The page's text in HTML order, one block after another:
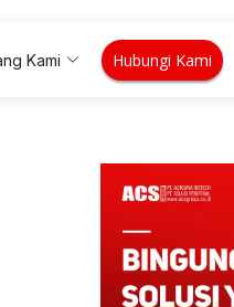
Kami Hubungi Kami